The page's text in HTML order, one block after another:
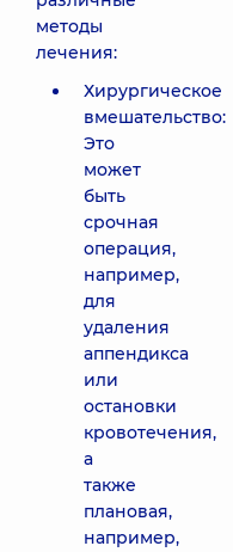
методы
лечения:
Хирургическое
вмешательство:
Это
может
быть
срочная
операция,
например,
для
удаления
аппендикса
или
остановки
кровотечения,
а
также
плановая,
например,